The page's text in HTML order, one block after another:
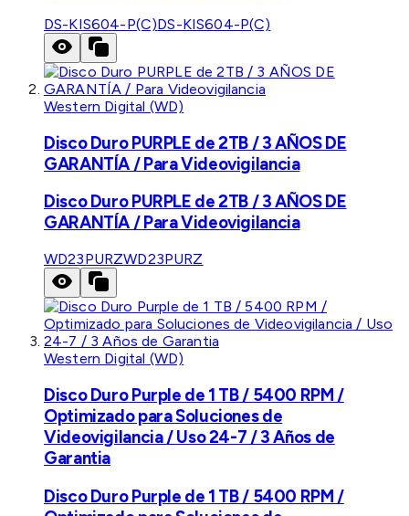
DS-KIS604-P(C)DS-KIS604-P(C)
Western Digital (WD)
Disco Duro PURPLE de 2TB / 3 AÑOS DE
GARANTÍA / Para Videovigilancia
Disco Duro PURPLE de 2TB / 3 AÑOS DE
GARANTÍA / Para Videovigilancia
WD23PURZWD23PURZ
Western Digital (WD)
Disco Duro Purple de 1 TB / 5400 RPM /
Optimizado para Soluciones de
Videovigilancia / Uso 24-7 / 3 Años de
Garantia
Disco Duro Purple de 1 TB / 5400 RPM /